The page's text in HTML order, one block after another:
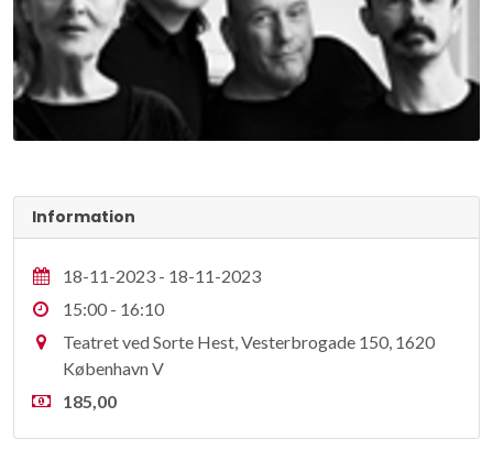
Information
18-11-2023 - 18-11-2023
15:00 - 16:10
Teatret ved Sorte Hest, Vesterbrogade 150, 1620
København V
185,00